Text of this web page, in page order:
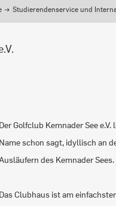
→ Studierendenservice und
Der Golfclub Kemnader See e.V.
Name schon sagt, idyllisch an
des Kemnader Sees.
Das Clubhaus ist am